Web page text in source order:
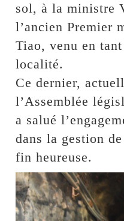
sol, à la ministre
l’ancien Premier
Tiao, venu en
localité.
Ce dernier,
l’Assemblée
a salué
dans la gestion
fin heureuse.